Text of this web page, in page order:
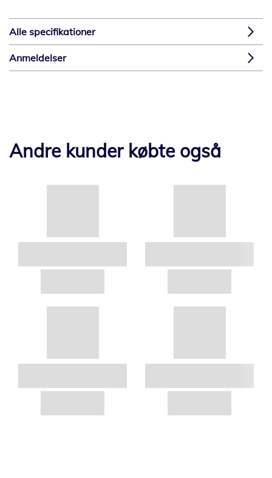
Alle specifikationer
Anmeldelser
Andre kunder købte også